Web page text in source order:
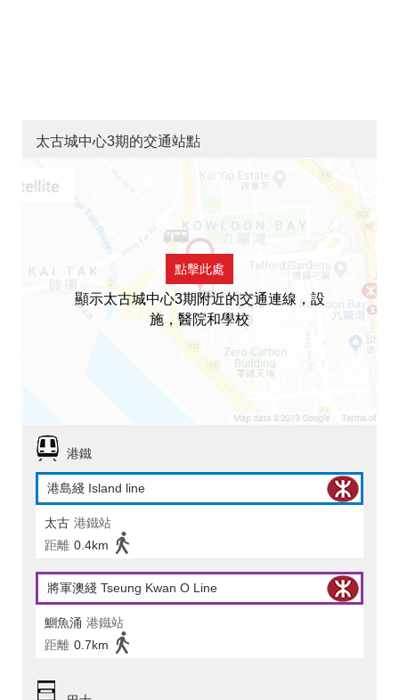
太古城中心3期的交通站點
點擊此處
顯示太古城中心3期附近的交通連線，設
施，醫院和學校
港鐵
港島綫 Island line
太古 港鐵站
距離 0.4km
將軍澳綫 Tseung Kwan O Line
鰂魚涌 港鐵站
距離 0.7km